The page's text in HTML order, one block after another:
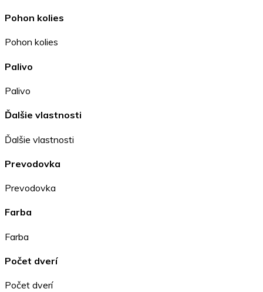
Pohon kolies
Pohon kolies
Palivo
Palivo
Ďalšie vlastnosti
Ďalšie vlastnosti
Prevodovka
Prevodovka
Farba
Farba
Počet dverí
Počet dverí